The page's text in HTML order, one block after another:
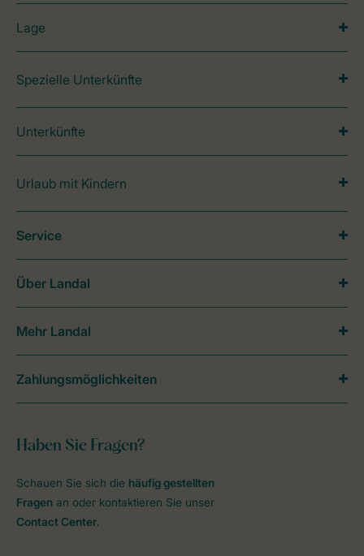
Lage
Spezielle Unterkünfte
Unterkünfte
Urlaub mit Kindern
Haben Sie Fragen?
Schauen Sie sich die häufig gestellten
Fragen an oder kontaktieren Sie unser
Contact Center.
Service
Über Landal
Mehr Landal
Zahlungsmöglichkeiten